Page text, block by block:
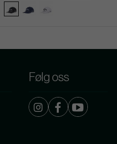
Følg oss